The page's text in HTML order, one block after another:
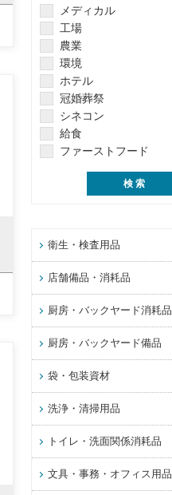
メディカル
工場
農業
環境
ホテル
冠婚葬祭
シネコン
給食
ファーストフード
衛生・検査用品
店舗備品・消耗品
厨房・バックヤード消耗品
厨房・バックヤード備品
袋・包装資材
洗浄・清掃用品
トイレ・洗面関係消耗品
文具・事務・オフィス用品